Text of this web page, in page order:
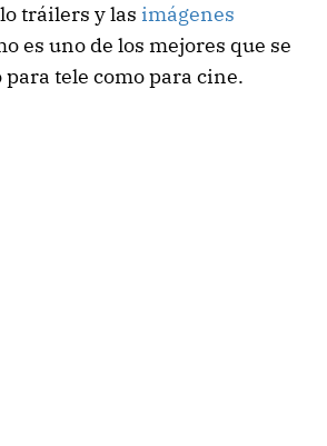
tráilers y las imágenes
es uno de los mejores que se
tele como para cine.